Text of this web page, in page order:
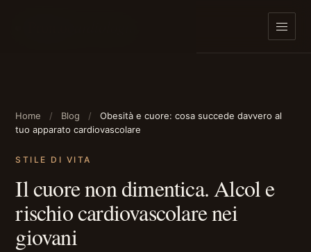
Home Blog
Obesità e cuore: cosa succede davvero al
tuo apparato cardiovascolare
STILE DI VITA
Il cuore non dimentica. Alcol e
rischio cardiovascolare nei
giovani